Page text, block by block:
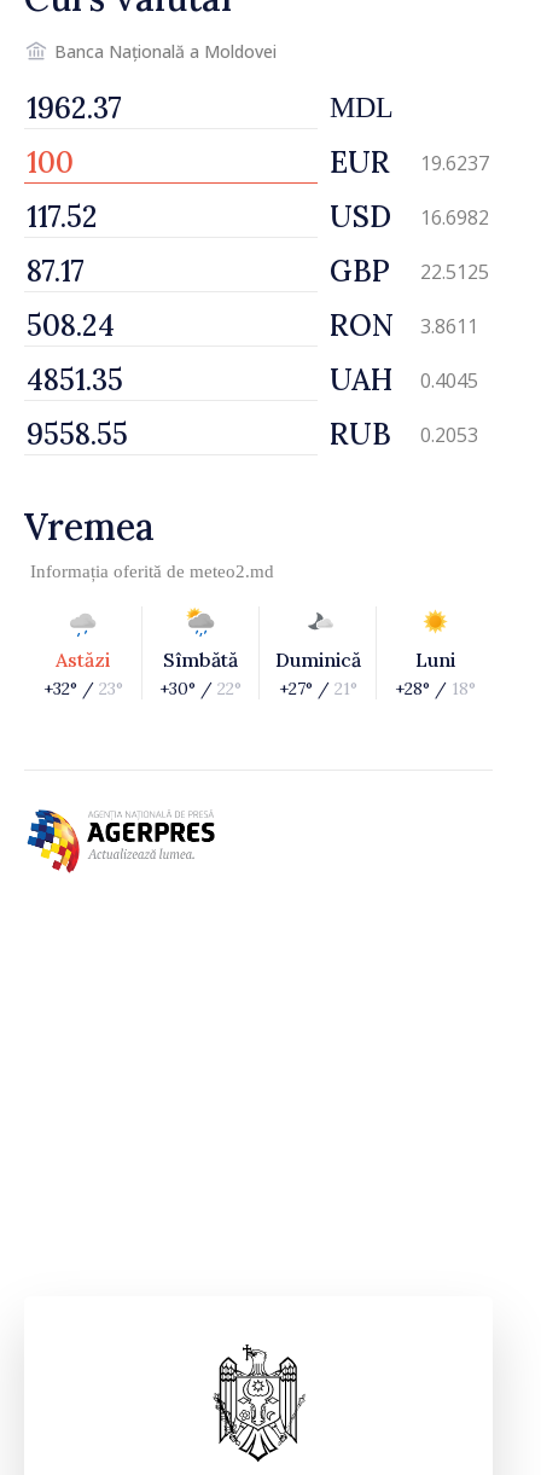
Banca Națională a Moldovei
MDL
EUR 19.6237
USD 16.6982
GBP 22.5125
RON 3.8611
UAH 0.4045
RUB 0.2053
Vremea
Informația oferită de meteo2.md
Astăzi
+32° / 23°
Sîmbătă
+30° / 22°
Duminică
+27° / 21°
Luni
+28° / 18°